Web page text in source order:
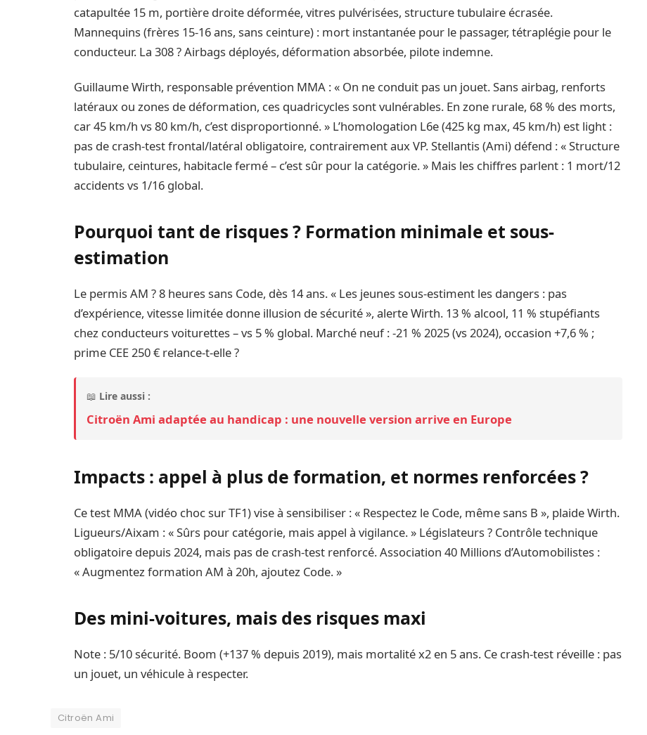
catapultée 15 m, portière droite déformée, vitres pulvérisées, structure tubulaire écrasée.
Mannequins (frères 15-16 ans, sans ceinture) : mort instantanée pour le passager, tétraplégie pour le
conducteur. La 308 ? Airbags déployés, déformation absorbée, pilote indemne.
Guillaume Wirth, responsable prévention MMA : « On ne conduit pas un jouet. Sans airbag, renforts
latéraux ou zones de déformation, ces quadricycles sont vulnérables. En zone rurale, 68 % des morts,
car 45 km/h vs 80 km/h, c’est disproportionné. » L’homologation L6e (425 kg max, 45 km/h) est light :
pas de crash-test frontal/latéral obligatoire, contrairement aux VP. Stellantis (Ami) défend : « Structure
tubulaire, ceintures, habitacle fermé – c’est sûr pour la catégorie. » Mais les chiffres parlent : 1 mort/12
accidents vs 1/16 global.
Pourquoi tant de risques ? Formation minimale et sous-
estimation
Le permis AM ? 8 heures sans Code, dès 14 ans. « Les jeunes sous-estiment les dangers : pas
d’expérience, vitesse limitée donne illusion de sécurité », alerte Wirth. 13 % alcool, 11 % stupéfiants
chez conducteurs voiturettes – vs 5 % global. Marché neuf : -21 % 2025 (vs 2024), occasion +7,6 % ;
prime CEE 250 € relance-t-elle ?
📖 Lire aussi :
Citroën Ami adaptée au handicap : une nouvelle version arrive en Europe
Impacts : appel à plus de formation, et normes renforcées ?
Ce test MMA (vidéo choc sur TF1) vise à sensibiliser : « Respectez le Code, même sans B », plaide Wirth.
Ligueurs/Aixam : « Sûrs pour catégorie, mais appel à vigilance. » Législateurs ? Contrôle technique
obligatoire depuis 2024, mais pas de crash-test renforcé. Association 40 Millions d’Automobilistes :
« Augmentez formation AM à 20h, ajoutez Code. »
Des mini-voitures, mais des risques maxi
Note : 5/10 sécurité. Boom (+137 % depuis 2019), mais mortalité x2 en 5 ans. Ce crash-test réveille : pas
un jouet, un véhicule à respecter.
Citroën Ami